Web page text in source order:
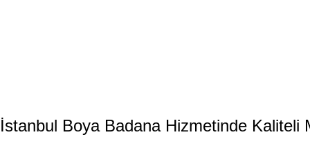
İstanbul Boya Badana Hizmetinde Kaliteli